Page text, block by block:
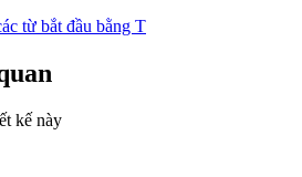
từ bắt đầu bằng T
kế này